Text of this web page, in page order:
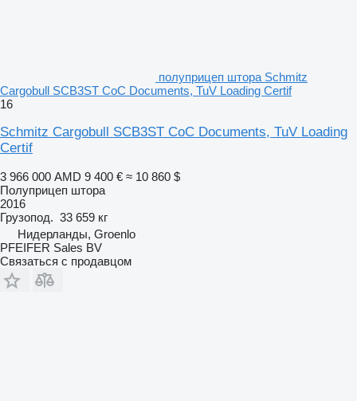
полуприцеп штора Schmitz
Cargobull SCB3ST CoC Documents, TuV Loading Certif
16
Schmitz Cargobull SCB3ST CoC Documents, TuV Loading
Certif
3 966 000 AMD 9 400 € ≈ 10 860 $
Полуприцеп штора
2016
Грузопод. 33 659 кг
Нидерланды, Groenlo
PFEIFER Sales BV
Связаться с продавцом